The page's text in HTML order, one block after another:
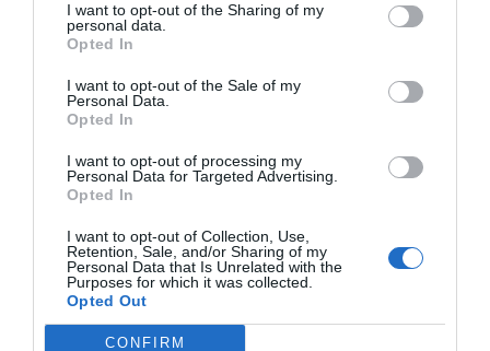
I want to opt-out of the Sharing of my
personal data.
Opted In
I want to opt-out of the Sale of my
Personal Data.
Opted In
I want to opt-out of processing my
Personal Data for Targeted Advertising.
Opted In
I want to opt-out of Collection, Use,
Retention, Sale, and/or Sharing of my
Personal Data that Is Unrelated with the
Purposes for which it was collected.
Opted Out
CONFIRM